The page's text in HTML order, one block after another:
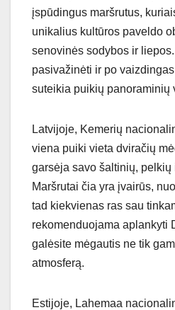
įspūdingus maršrutus,
unikalius kultūros paveldo
senovinės sodybos ir
pasivažinėti ir po
suteikia puikių panoraminių
Latvijoje, Kemerių
viena puiki vieta dviračių
garsėja savo šaltinių, pelkių
Maršrutai čia yra įvairūs,
tad kiekvienas ras sau
rekomenduojama aplankyti
galėsite mėgautis ne tik
atmosferą.
Estijoje, Lahemaa